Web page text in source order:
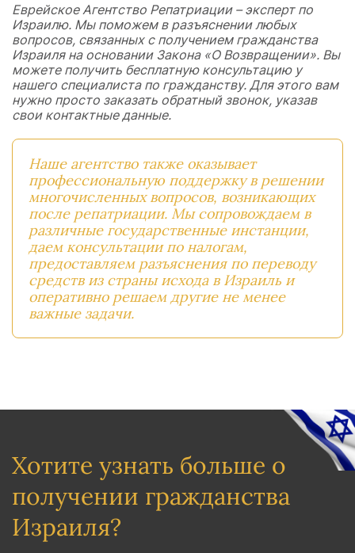
Еврейское Агентство Репатриации – эксперт по
Израилю. Мы поможем в разъяснении любых
вопросов, связанных с получением гражданства
Израиля на основании Закона «О Возвращении». Вы
можете получить бесплатную консультацию у
нашего специалиста по гражданству. Для этого вам
нужно просто заказать обратный звонок, указав
свои контактные данные.
Наше агентство также оказывает
профессиональную поддержку в решении
многочисленных вопросов, возникающих
после репатриации. Мы сопровождаем в
различные государственные инстанции,
даем консультации по налогам,
предоставляем разъяснения по переводу
средств из страны исхода в Израиль и
оперативно решаем другие не менее
важные задачи.
Хотите узнать больше о
получении гражданства
Израиля?